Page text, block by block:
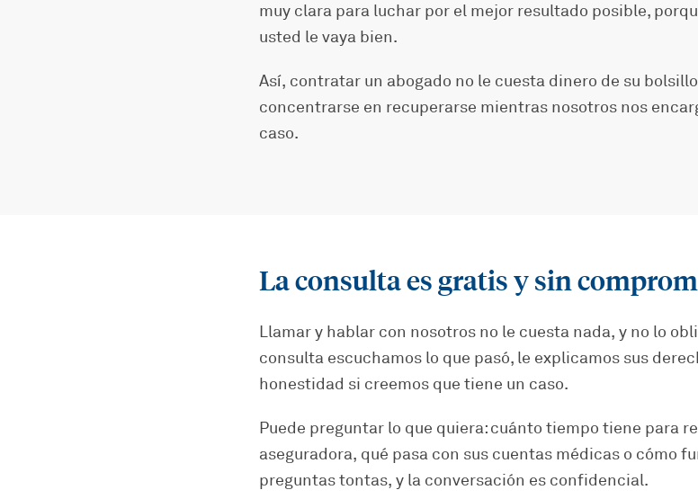
muy clara para luchar por el mejor resultado posible,
usted le vaya bien.
Así, contratar un abogado no le cuesta dinero de su
concentrarse en recuperarse mientras nosotros nos
caso.
La consulta es gratis y sin
Llamar y hablar con nosotros no le cuesta nada, y no lo
consulta escuchamos lo que pasó, le explicamos sus
honestidad si creemos que tiene un caso.
Puede preguntar lo que quiera: cuánto tiempo tiene para
aseguradora, qué pasa con sus cuentas médicas o cómo
preguntas tontas, y la conversación es confidencial.